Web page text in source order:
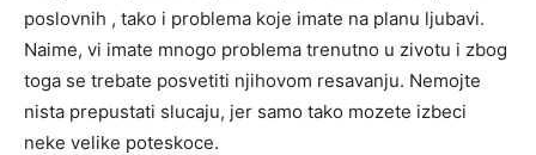
poslovnih , tako i problema koje imate na planu ljubavi.
Naime, vi imate mnogo problema trenutno u zivotu i zbog
toga se trebate posvetiti njihovom resavanju. Nemojte
nista prepustati slucaju, jer samo tako mozete izbeci
neke velike poteskoce.